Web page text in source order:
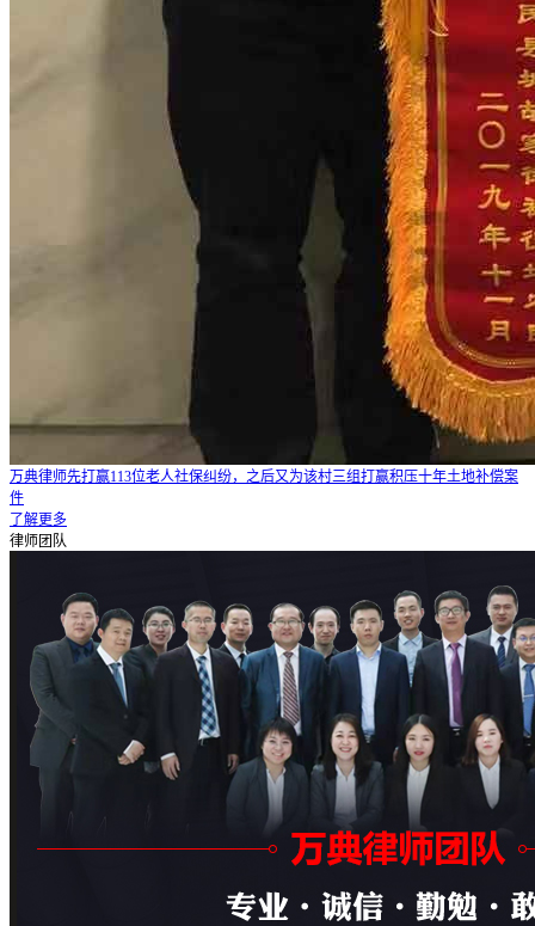
万典律师先打赢113位老人社保纠纷，之后又为该村三组打赢积压十年土地补偿案
件
了解更多
律师团队